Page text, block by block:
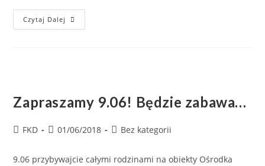
Czytaj Dalej
Zapraszamy 9.06! Będzie zabawa…
FKD 01/06/2018 Bez kategorii
9.06 przybywajcie całymi rodzinami na obiekty Ośrodka